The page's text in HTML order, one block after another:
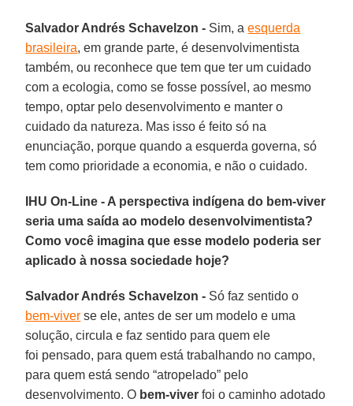
Salvador Andrés Schavelzon - Sim, aesquerda
brasileira, em grande parte, é desenvolvimentista
também, ou reconhece que tem que ter um cuidado
com a ecologia, como se fosse possível, ao mesmo
tempo, optar pelo desenvolvimento e manter o
cuidado da natureza. Mas isso é feito só na
enunciação, porque quando a esquerda governa, só
tem como prioridade a economia, e não o cuidado.
IHU On-Line - A perspectiva indígena do bem-viver
seria uma saída ao modelo desenvolvimentista?
Como você imagina que esse modelo poderia ser
aplicado à nossa sociedade hoje?
Salvador Andrés Schavelzon - Só faz sentido o
bem-viver se ele, antes de ser um modelo e uma
solução, circula e faz sentido para quem ele
foi pensado, para quem está trabalhando no campo,
para quem está sendo “atropelado” pelo
desenvolvimento. O bem-viver foi o caminho adotado